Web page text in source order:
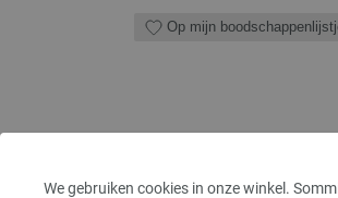
We gebruiken cookies in onze winkel.
Op mijn